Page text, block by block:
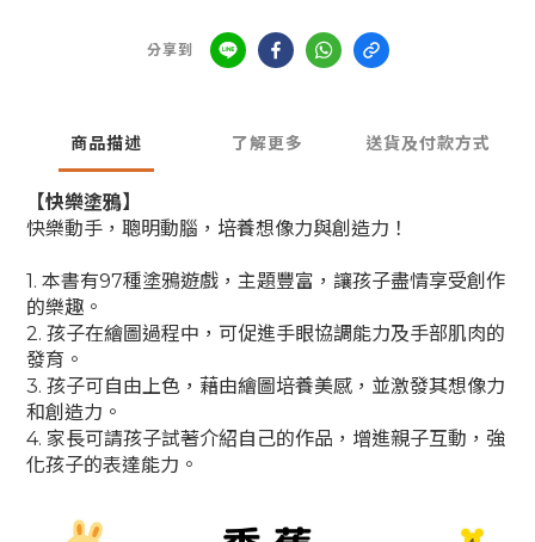
分享到
商品描述 了解更多 送貨及付款方式
【快樂塗鴉】
快樂動手，聰明動腦，培養想像力與創造力！
1. 本書有97種塗鴉遊戲，主題豐富，讓孩子盡情享受創作
的樂趣。
2. 孩子在繪圖過程中，可促進手眼協調能力及手部肌肉的
發育。
3. 孩子可自由上色，藉由繪圖培養美感，並激發其想像力
和創造力。
4. 家長可請孩子試著介紹自己的作品，增進親子互動，強
化孩子的表達能力。